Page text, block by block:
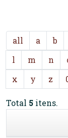
all a b
l
m n
x
y z
Total 5 itens.